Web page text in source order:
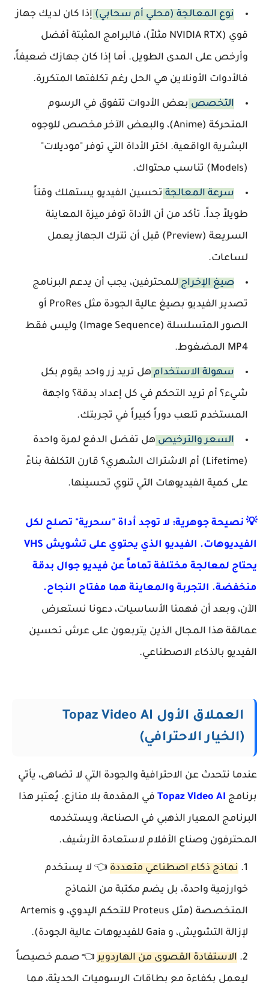
نوع المعالجة (محلي أم سحابي) إذا كان لديك جهاز
قوي (NVIDIA RTX مثلاً)، فالبرامج المثبتة أفضل
وأرخص على المدى الطويل. أما إذا كان جهازك ضعيفاً،
فالأدوات الأونلاين هي الحل رغم تكلفتها المتكررة.
التخصص بعض الأدوات تتفوق في الرسوم
المتحركة (Anime)، والبعض الآخر مخصص للوجوه
البشرية الواقعية. اختر الأداة التي توفر "موديلات"
(Models) تناسب محتواك.
سرعة المعالجة تحسين الفيديو يستهلك وقتاً
طويلاً جداً. تأكد من أن الأداة توفر ميزة المعاينة
السريعة (Preview) قبل أن تترك الجهاز يعمل
لساعات.
صيغ الإخراج للمحترفين، يجب أن يدعم البرنامج
تصدير الفيديو بصيغ عالية الجودة مثل ProRes أو
الصور المتسلسلة (Image Sequence) وليس فقط
MP4 المضغوط.
سهولة الاستخدام هل تريد زر واحد يقوم بكل
شيء؟ أم تريد التحكم في كل إعداد بدقة؟ واجهة
المستخدم تلعب دوراً كبيراً في تجربتك.
السعر والترخيص هل تفضل الدفع لمرة واحدة
(Lifetime) أم الاشتراك الشهري؟ قارن التكلفة بناءً
على كمية الفيديوهات التي تنوي تحسينها.
💡 نصيحة جوهرية: لا توجد أداة "سحرية" تصلح لكل
الفيديوهات. الفيديو الذي يحتوي على تشويش VHS
يحتاج لمعالجة مختلفة تماماً عن فيديو جوال بدقة
منخفضة. التجربة والمعاينة هما مفتاح النجاح.
الآن، وبعد أن فهمنا الأساسيات، دعونا نستعرض
عمالقة هذا المجال الذين يتربعون على عرش تحسين
الفيديو بالذكاء الاصطناعي.
العملاق الأول Topaz Video AI
(الخيار الاحترافي)
عندما نتحدث عن الاحترافية والجودة التي لا تضاهى، يأتي
برنامج Topaz Video AI في المقدمة بلا منازع. يُعتبر هذا
البرنامج المعيار الذهبي في الصناعة، ويستخدمه
المحترفون وصناع الأفلام لاستعادة الأرشيف.
نماذج ذكاء اصطناعي متعددة 👈 لا يستخدم
خوارزمية واحدة، بل يضم مكتبة من النماذج
المتخصصة (مثل Proteus للتحكم اليدوي، و Artemis
لإزالة التشويش، و Gaia للفيديوهات عالية الجودة).
الاستفادة القصوى من الهاردوير👈 صمم خصيصاً
ليعمل بكفاءة مع بطاقات الرسوميات الحديثة، مما